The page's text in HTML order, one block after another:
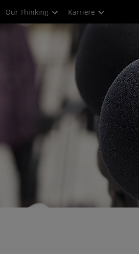
Our Thinking Karriere